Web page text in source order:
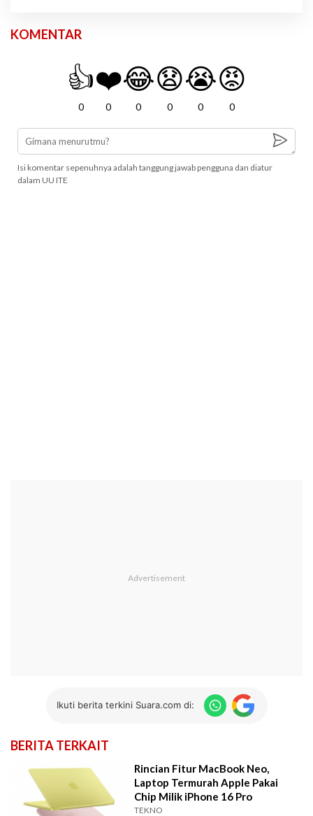
KOMENTAR
👍
0
❤️
0
😂
0
😧
0
😭
0
😡
0
Isi komentar sepenuhnya adalah tanggung jawab pengguna dan diatur
dalam UU ITE
Ikuti berita terkini Suara.com di:
BERITA TERKAIT
Rincian Fitur MacBook Neo,
Laptop Termurah Apple Pakai
Chip Milik iPhone 16 Pro
TEKNO